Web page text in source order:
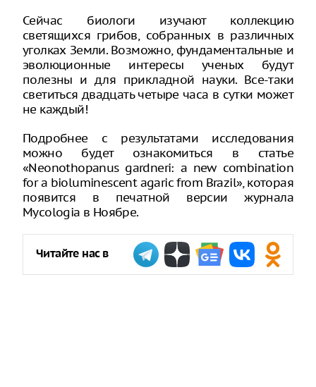
Сейчас биологи изучают коллекцию
светящихся грибов, собранных в различных
уголках Земли. Возможно, фундаментальные и
эволюционные интересы ученых будут
полезны и для прикладной науки. Все-таки
светиться двадцать четыре часа в сутки может
не каждый!
Подробнее с результатами исследования
можно будет ознакомиться в статье
«Neonothopanus gardneri: a new combination
for a bioluminescent agaric from Brazil», которая
появится в печатной версии журнала
Mycologia в Ноябре.
Читайте нас в